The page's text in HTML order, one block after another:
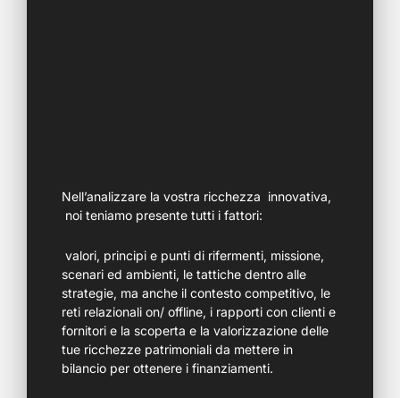
Nell’analizzare la vostra ricchezza innovativa,
noi teniamo presente tutti i fattori:
valori, principi e punti di rifermenti, missione,
scenari ed ambienti, le tattiche dentro alle
strategie, ma anche il contesto competitivo, le
reti relazionali on/ offline, i rapporti con clienti e
fornitori e la scoperta e la valorizzazione delle
tue ricchezze patrimoniali da mettere in
bilancio per ottenere i finanziamenti.